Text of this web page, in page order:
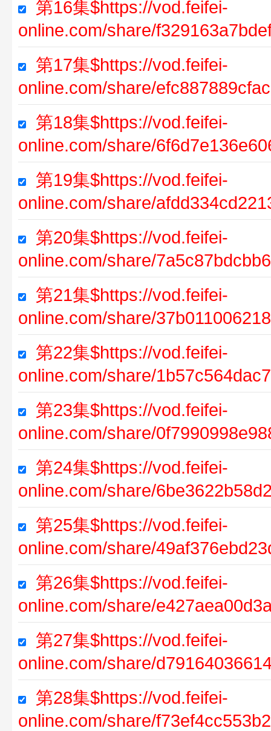
第16集$https://vod.feifei-
online.com/share/
第17集$https://vod.feifei-
online.com/share/
第18集$https://vod.feifei-
online.com/share/
第19集$https://vod.feifei-
online.com/share/
第20集$https://vod.feifei-
online.com/share/
第21集$https://vod.feifei-
online.com/share/
第22集$https://vod.feifei-
online.com/share/
第23集$https://vod.feifei-
online.com/share/
第24集$https://vod.feifei-
online.com/share/
第25集$https://vod.feifei-
online.com/share/
第26集$https://vod.feifei-
online.com/share/
第27集$https://vod.feifei-
online.com/share/
第28集$https://vod.feifei-
online.com/share/